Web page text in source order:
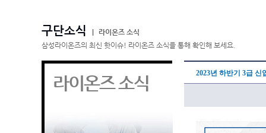
구단소식
라이온즈 소식
삼성라이온즈의 최신 핫이슈! 라이온즈 소식을 통해 확인해 보세요.
라이온즈 소식 2023년 하반기 3급 신